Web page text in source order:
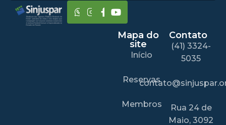
Mapa do
site
Início
Reservas
Membros
Contato
(41) 3324-
5035
Rua 24 de
Maio, 3092